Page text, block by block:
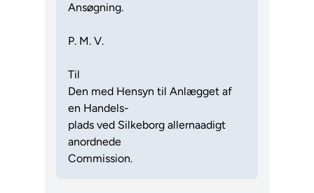
Ansøgning.
P. M. V.
Til
Den med Hensyn til Anlægget af
en Handels-
plads ved Silkeborg allernaadigt
anordnede
Commission.